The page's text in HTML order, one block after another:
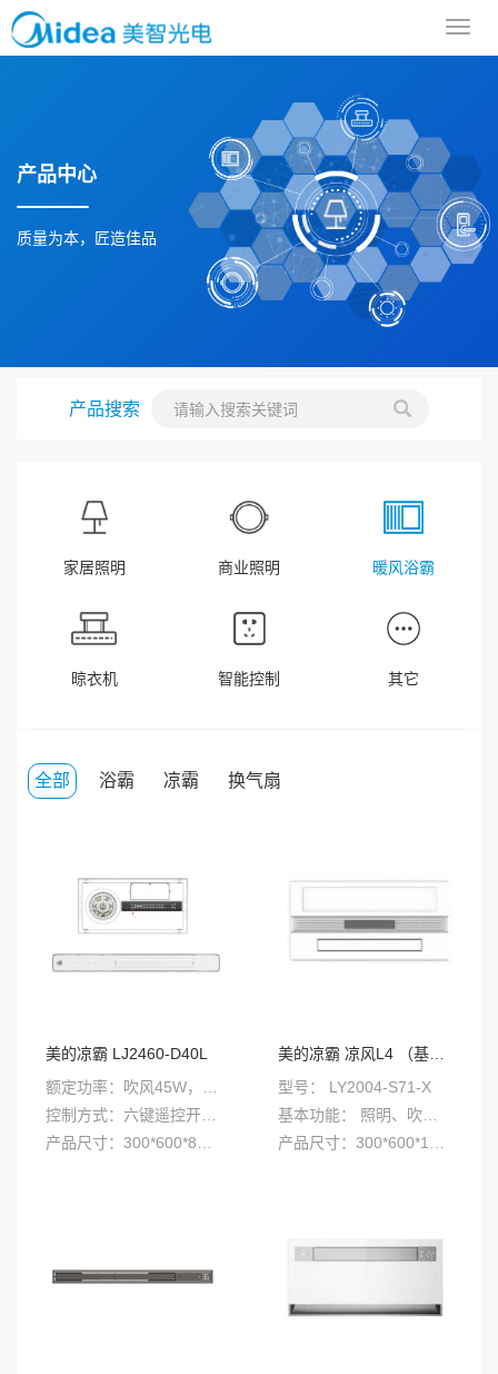
导
航
产品中心
质量为本，匠造佳品
产品搜索
家居照明 商业照明 暖风浴霸
晾衣机 智能控制 其它
全部 浴霸 凉霸 换气扇
美的凉霸 LJ2460-D40L
控制方式：六键遥控开关（白色，灰色）
产品尺寸：300*600*87mm（箱体），900*100mm（面板）
型号： LY2004-S71-X
基本功能： 照明、吹风、换气、调速、摆风
产品尺寸：300*600*105（箱体）mm